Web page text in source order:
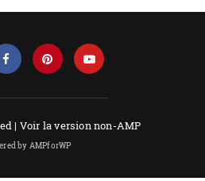
| Voir la version non-AMP
by AMPforWP